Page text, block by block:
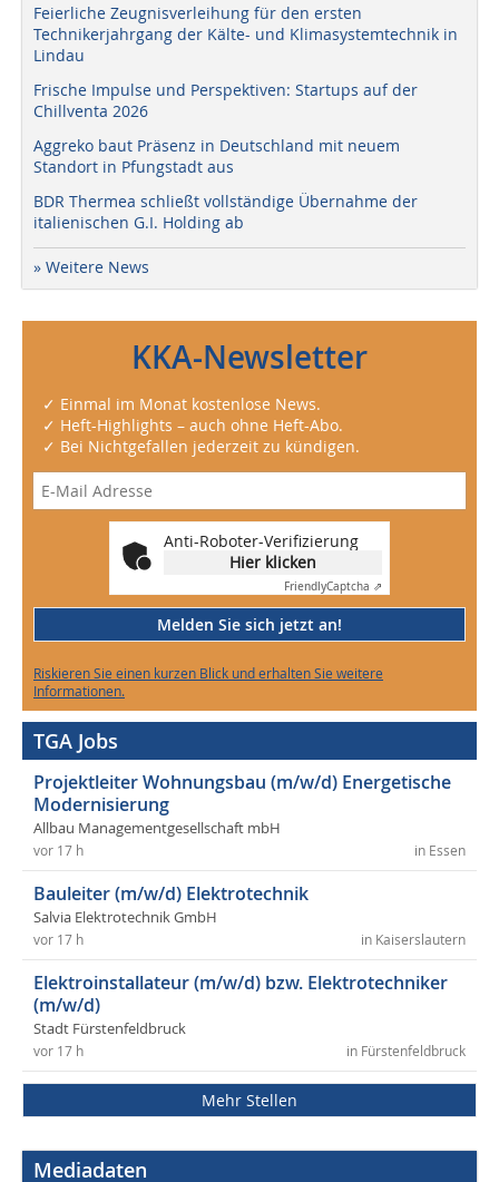
Feierliche Zeugnisverleihung für den ersten
Technikerjahrgang der Kälte- und Klimasystemtechnik in
Lindau
Frische Impulse und Perspektiven: Startups auf der
Chillventa 2026
Aggreko baut Präsenz in Deutschland mit neuem
Standort in Pfungstadt aus
BDR Thermea schließt vollständige Übernahme der
italienischen G.I. Holding ab
» Weitere News
KKA-Newsletter
✓ Einmal im Monat kostenlose News.
✓ Heft-Highlights – auch ohne Heft-Abo.
✓ Bei Nichtgefallen jederzeit zu kündigen.
Anti-Roboter-Verifizierung
Hier klicken
FriendlyCaptcha ⇗
Melden Sie sich jetzt an!
Riskieren Sie einen kurzen Blick und erhalten Sie weitere
Informationen.
TGA Jobs
Projektleiter Wohnungsbau (m/w/d) Energetische
Modernisierung
Allbau Managementgesellschaft mbH
in Essen
vor 17 h
Bauleiter (m/w/d) Elektrotechnik
Salvia Elektrotechnik GmbH
in Kaiserslautern
vor 17 h
Elektroinstallateur (m/w/d) bzw. Elektrotechniker
(m/w/d)
Stadt Fürstenfeldbruck
in Fürstenfeldbruck
vor 17 h
Mehr Stellen
Mediadaten